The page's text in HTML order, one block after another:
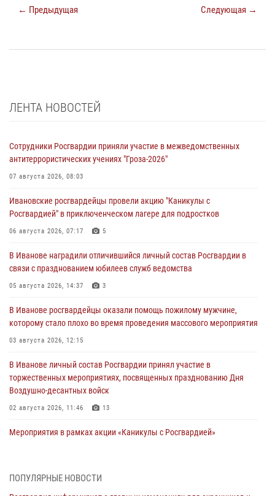
← Предыдущая Следующая →
ЛЕНТА НОВОСТЕЙ
Сотрудники Росгвардии приняли участие в межведомственных
антитеррористических учениях "Гроза-2026"
07 августа 2026, 08:03
Ивановские росгвардейцы провели акцию "Каникулы с
Росгвардией" в приключенческом лагере для подростков
06 августа 2026, 07:17 5
В Иванове наградили отличившийся личный состав Росгвардии в
связи с празднованием юбилеев служб ведомства
05 августа 2026, 14:37 3
В Иванове росгвардейцы оказали помощь пожилому мужчине,
которому стало плохо во время проведения массового мероприятия
03 августа 2026, 12:15
В Иванове личный состав Росгвардии принял участие в
торжественных мероприятиях, посвященных празднованию Дня
Воздушно-десантных войск
02 августа 2026, 11:46 13
Мероприятия в рамках акции «Каникулы с Росгвардией»
ПОПУЛЯРНЫЕ НОВОСТИ